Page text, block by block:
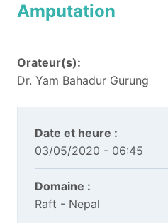
Amputation
Orateur(s):
Dr. Yam Bahadur Gurung
Date et heure :
03/05/2020 - 06:45
Domaine :
Raft - Nepal